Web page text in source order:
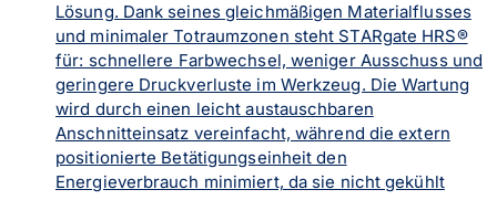
Lösung. Dank seines gleichmäßigen Materialflusses
und minimaler Totraumzonen steht STARgate HRS®
für: schnellere Farbwechsel, weniger Ausschuss und
geringere Druckverluste im Werkzeug. Die Wartung
wird durch einen leicht austauschbaren
Anschnitteinsatz vereinfacht, während die extern
positionierte Betätigungseinheit den
Energieverbrauch minimiert, da sie nicht gekühlt